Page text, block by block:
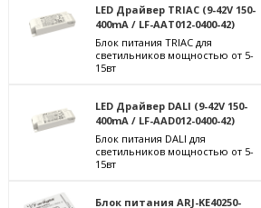
LED Драйвер TRIAC (9-42V 150-
400mA / LF-AAT012-0400-42)
Блок питания TRIAC для
светильников мощностью от 5-
15вт
LED Драйвер DALI (9-42V 150-
400mA / LF-AAD012-0400-42)
Блок питания DALI для
светильников мощностью от 5-
15вт
Блок питания ARJ-KE40250-